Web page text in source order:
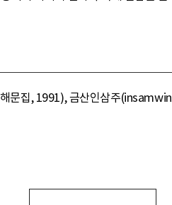
문집, 1991), 금산인삼주